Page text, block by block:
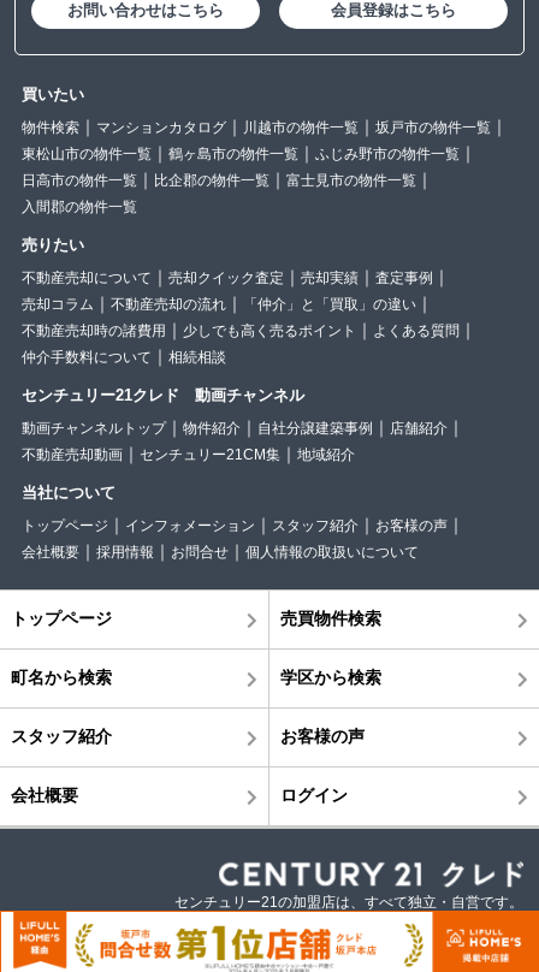
お問い合わせはこちら 会員登録はこちら
買いたい
物件検索 マンションカタログ 川越市の物件一覧
坂戸市の物件一覧
東松山市の物件一覧
鶴ヶ島市の物件一覧
ふじみ野市の物件一覧
日高市の物件一覧
比企郡の物件一覧
富士見市の物件一覧
入間郡の物件一覧
売りたい
不動産売却について 売却クイック査定 売却実績
査定事例
売却コラム
不動産売却の流れ
「仲介」と「買取」の違い
不動産売却時の諸費用
少しでも高く売るポイント
よくある質問
仲介手数料について
相続相談
センチュリー21クレド 動画チャンネル
動画チャンネルトップ 物件紹介 自社分譲建築事例
店舗紹介
不動産売却動画
センチュリー21CM集 地域紹介
当社について
トップページ インフォメーション スタッフ紹介
お客様の声
会社概要
採用情報 お問合せ 個人情報の取扱いについて
トップページ 売買物件検索
町名から検索 学区から検索
スタッフ紹介 お客様の声
会社概要 ログイン
センチュリー21の加盟店は、すべて独立・自営です。
©株式会社クレド